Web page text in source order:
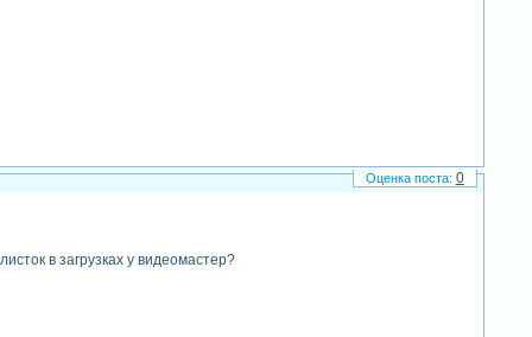
в загрузках у видеомастер?
0